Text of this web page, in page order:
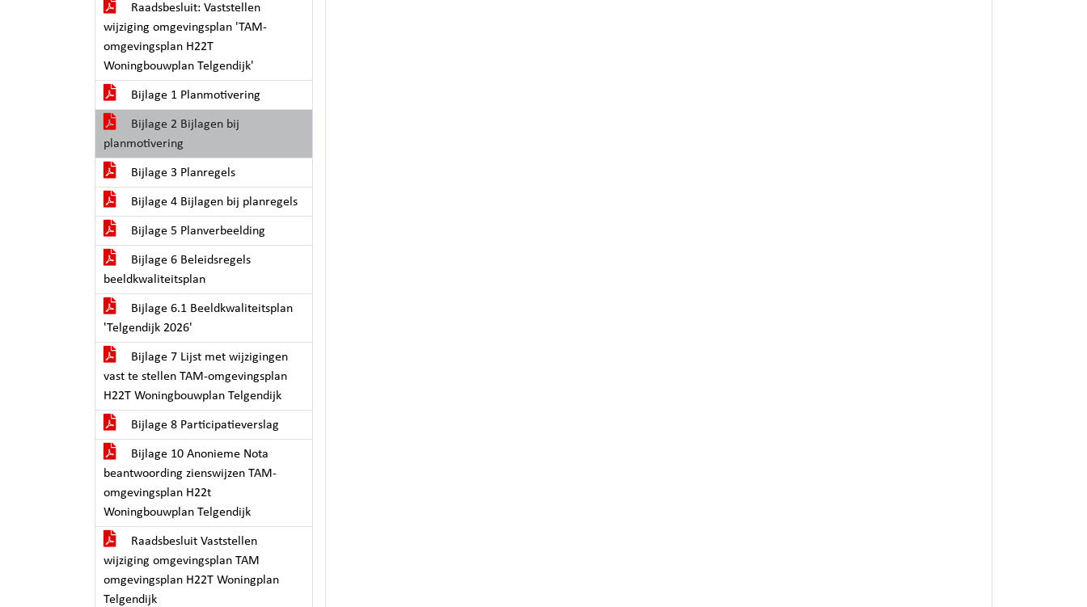
Raadsbesluit: Vaststellen
wijziging omgevingsplan 'TAM-
omgevingsplan H22T
Woningbouwplan Telgendijk'
Bijlage 1 Planmotivering
Bijlage 2 Bijlagen bij
planmotivering
Bijlage 3 Planregels
Bijlage 4 Bijlagen bij planregels
Bijlage 5 Planverbeelding
Bijlage 6 Beleidsregels
beeldkwaliteitsplan
Bijlage 6.1 Beeldkwaliteitsplan
'Telgendijk 2026'
Bijlage 7 Lijst met wijzigingen
vast te stellen TAM-omgevingsplan
H22T Woningbouwplan Telgendijk
Bijlage 8 Participatieverslag
Bijlage 10 Anonieme Nota
beantwoording zienswijzen TAM-
omgevingsplan H22t
Woningbouwplan Telgendijk
Raadsbesluit Vaststellen
wijziging omgevingsplan TAM
omgevingsplan H22T Woningplan
Telgendijk